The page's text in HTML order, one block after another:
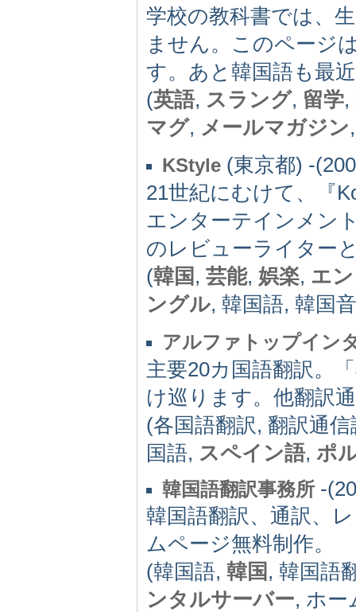
学校の教科書では、
ません。このページ
す。あと韓国語も最
(英語, スラング, 留学,
マグ, メールマガジン
KStyle (東京都) -
21世紀にむけて、『
エンターテインメン
のレビューライター
(韓国 , 芸能, 娯楽, エ
ングル, 韓国語, 韓国
アルファトップイン
主要20カ国語翻訳。
け巡ります。他翻訳
(各国語翻訳, 翻訳通
国語, スペイン語, ポ
韓国語翻訳事務所 -
韓国語翻訳、通訳、
ムページ無料制作。
(韓国語, 韓国 , 韓国語
ンタルサーバー, ホー